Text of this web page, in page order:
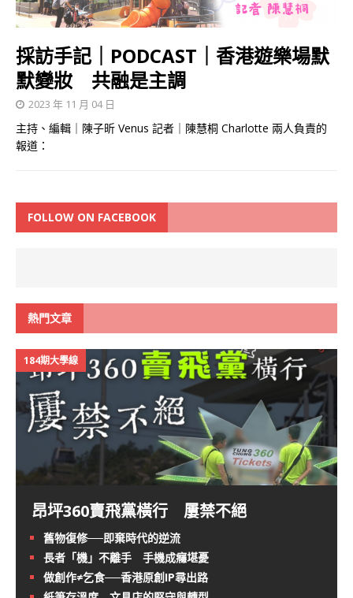
採訪手記｜PODCAST｜香港遊樂場默
默變妝 共融是主調
2023 年 11 月 04 日
主持、編輯｜陳子昕 Venus 記者｜陳慧桐 Charlotte 兩人負責的
報道：
FOLLOW ON FACEBOOK
熱門文章
184期大學線
昂坪360賣飛黨橫行 屢禁不絕
舊物復修──即棄時代的逆流
長者「機」不離手 手機成癮堪憂
做創作≠乞食──香港原創IP尋出路